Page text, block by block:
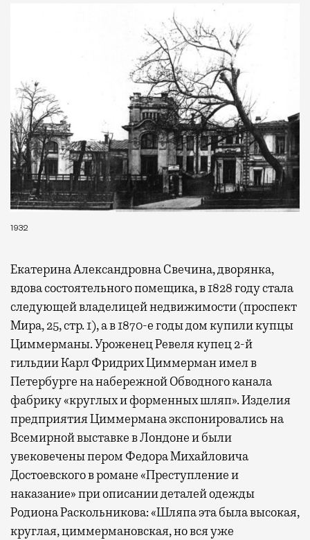
1932
Екатерина Александровна Свечина, дворянка,
вдова состоятельного помещика, в 1828 году стала
следующей владелицей недвижимости (проспект
Мира, 25, стр. 1), а в 1870-е годы дом купили купцы
Циммерманы. Уроженец Ревеля купец 2-й
гильдии Карл Фридрих Циммерман имел в
Петербурге на набережной Обводного канала
фабрику «круглых и форменных шляп». Изделия
предприятия Циммермана экспонировались на
Всемирной выставке в Лондоне и были
увековечены пером Федора Михайловича
Достоевского в романе «Преступление и
наказание» при описании деталей одежды
Родиона Раскольникова: «Шляпа эта была высокая,
круглая, циммермановская, но вся уже